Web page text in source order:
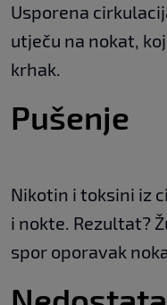
Usporena
utječu na nokat,
krhak.
Pušenje
Nikotin i toksini iz
i nokte. Rezultat?
spor oporavak